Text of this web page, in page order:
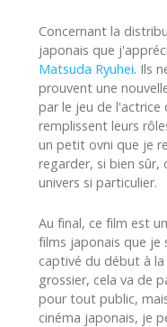
Concernant la
japonais que
Matsuda Ryuhei. Ils
prouvent une
par le jeu de l'actrice
remplissent leurs
un petit ovni que je
regarder, si bien
univers si particulier.
Au final, ce film est
films japonais que je
captivé du début à
grossier, cela va de
pour tout public,
cinéma japonais, je